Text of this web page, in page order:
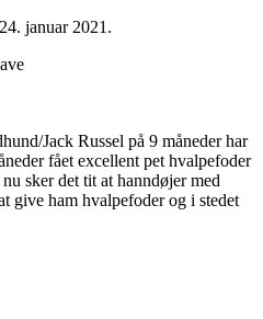
24. januar 2021 .
Jack Russel på 9 måneder har
fået excellent pet hvalpefoder
sker det tit at hanndøjer med
give ham hvalpefoder og i stedet